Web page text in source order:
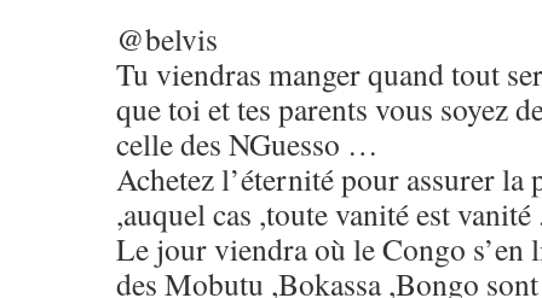
@belvis
Tu viendras manger quand tout
que toi et tes parents vous soyez
celle des NGuesso …
Achetez l’éternité pour assurer
,auquel cas ,toute vanité est vanité
Le jour viendra où le Congo s’en
des Mobutu ,Bokassa ,Bongo